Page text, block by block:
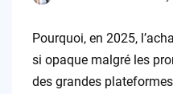
Pourquoi, en 2025,
si opaque malgré les
des grandes